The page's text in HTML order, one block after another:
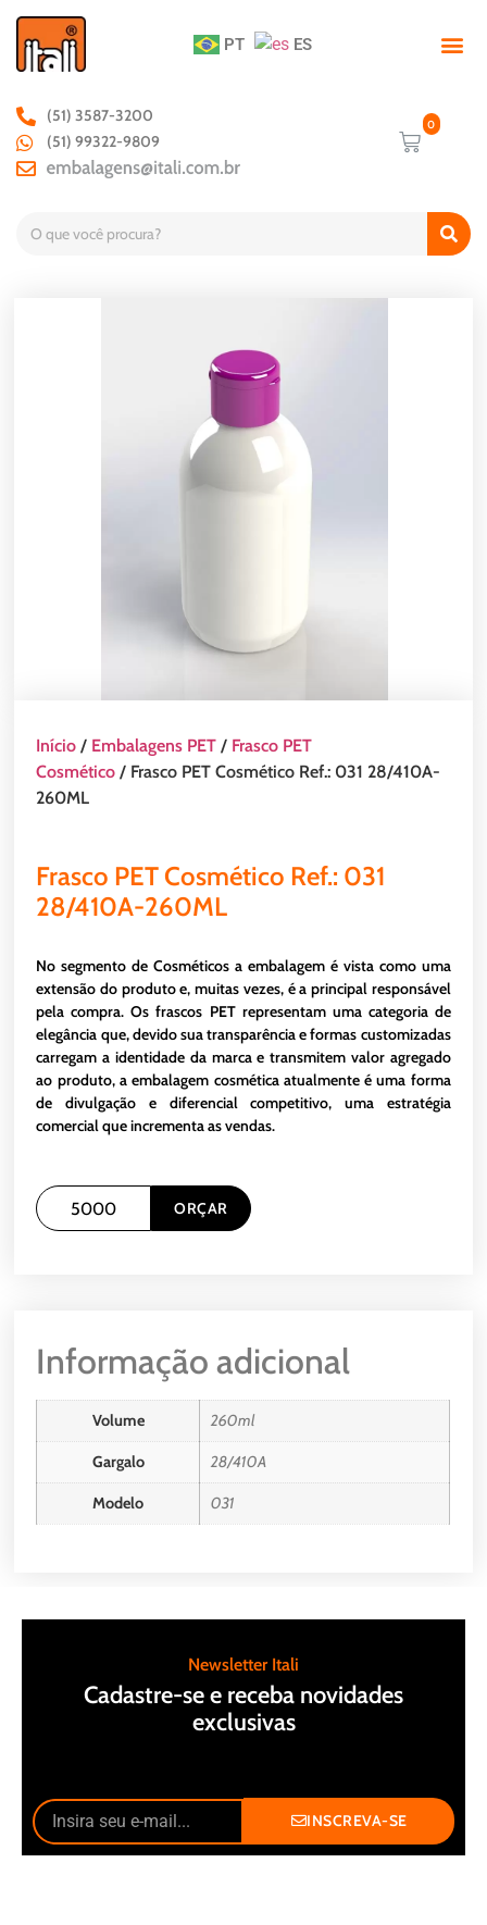
PT ES
(51) 3587-3200
(51) 99322-9809
Início / Embalagens PET / Frasco PET
Cosmético / Frasco PET Cosmético Ref.: 031 28/410A-
260ML
Frasco PET Cosmético Ref.: 031
28/410A-260ML
No segmento de Cosméticos a embalagem é vista como uma
extensão do produto e, muitas vezes, é a principal responsável
pela compra. Os frascos PET representam uma categoria de
elegância que, devido sua transparência e formas customizadas
carregam a identidade da marca e transmitem valor agregado
ao produto, a embalagem cosmética atualmente é uma forma
de divulgação e diferencial competitivo, uma estratégia
comercial que incrementa as vendas.
ORÇAR
Informação adicional
Volume 260ml
Gargalo 28/410A
Modelo 031
Newsletter Itali
Cadastre-se e receba novidades
exclusivas
INSCREVA-SE